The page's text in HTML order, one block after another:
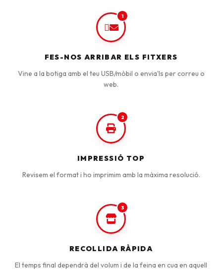
1
FES-NOS ARRIBAR ELS FITXERS
Vine a la botiga amb el teu USB/mòbil o envia'ls per correu o
web.
2
IMPRESSIÓ TOP
Revisem el format i ho imprimim amb la màxima resolució.
3
RECOLLIDA RÀPIDA
El temps final dependrà del volum i de la feina en cua en aquell